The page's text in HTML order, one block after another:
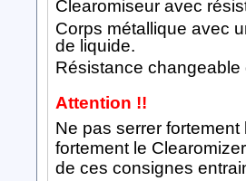
Clearomiseur avec
Corps métallique avec
de liquide.
Résistance
Attention !!
Ne pas serrer
fortement le
de ces consignes